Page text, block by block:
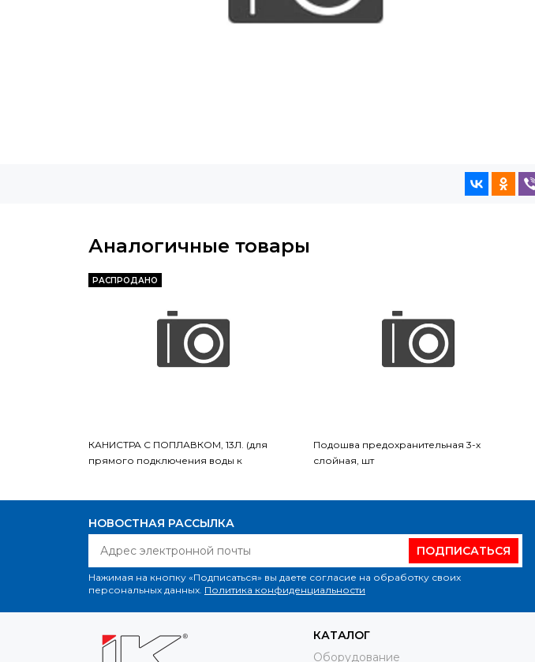
Аналогичные товары
РАСПРОДАНО
КАНИСТРА С ПОПЛАВКОМ, 13Л. (для
прямого подключения воды к
Подошва предохранительная 3-х
слойная, шт
НОВОСТНАЯ РАССЫЛКА
ПОДПИСАТЬСЯ
Нажимая на кнопку «Подписаться» вы даете согласие на обработку своих
персональных данных. Политика конфиденциальности
КАТАЛОГ
Оборудование